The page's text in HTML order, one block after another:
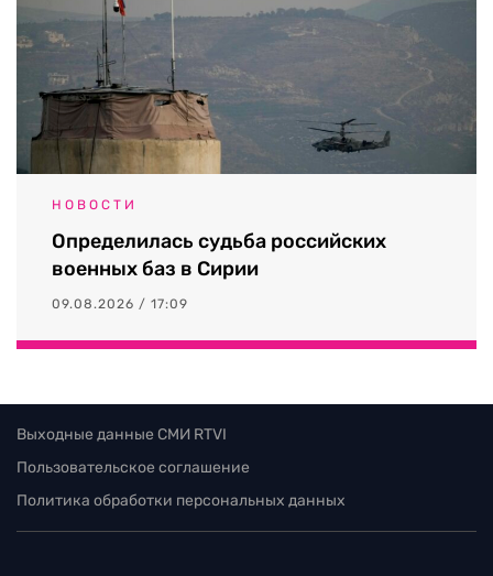
НОВОСТИ
Определилась судьба российских
военных баз в Сирии
09.08.2026 / 17:09
Выходные данные СМИ RTVI
Пользовательское соглашение
Политика обработки персональных данных